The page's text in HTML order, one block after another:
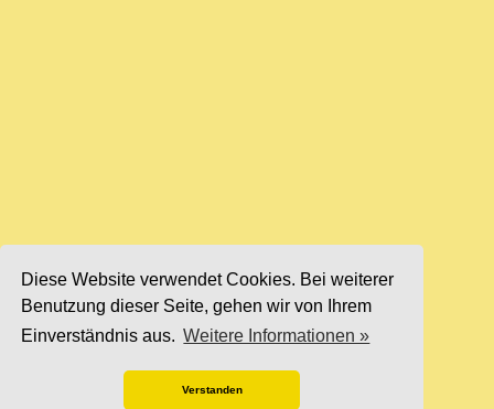
Diese Website verwendet Cookies. Bei weiterer
Benutzung dieser Seite, gehen wir von Ihrem
Einverständnis aus. Weitere Informationen »
Verstanden